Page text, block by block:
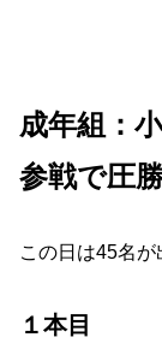
成年組：
参戦で圧
この日は45名が
１本目